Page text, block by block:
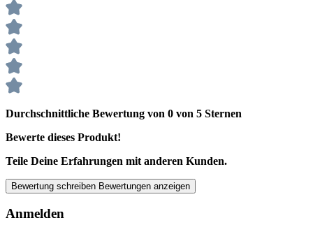
Durchschnittliche Bewertung von 0 von 5 Sternen
Bewerte dieses Produkt!
Teile Deine Erfahrungen mit anderen Kunden.
Bewertung schreiben Bewertungen anzeigen
Anmelden